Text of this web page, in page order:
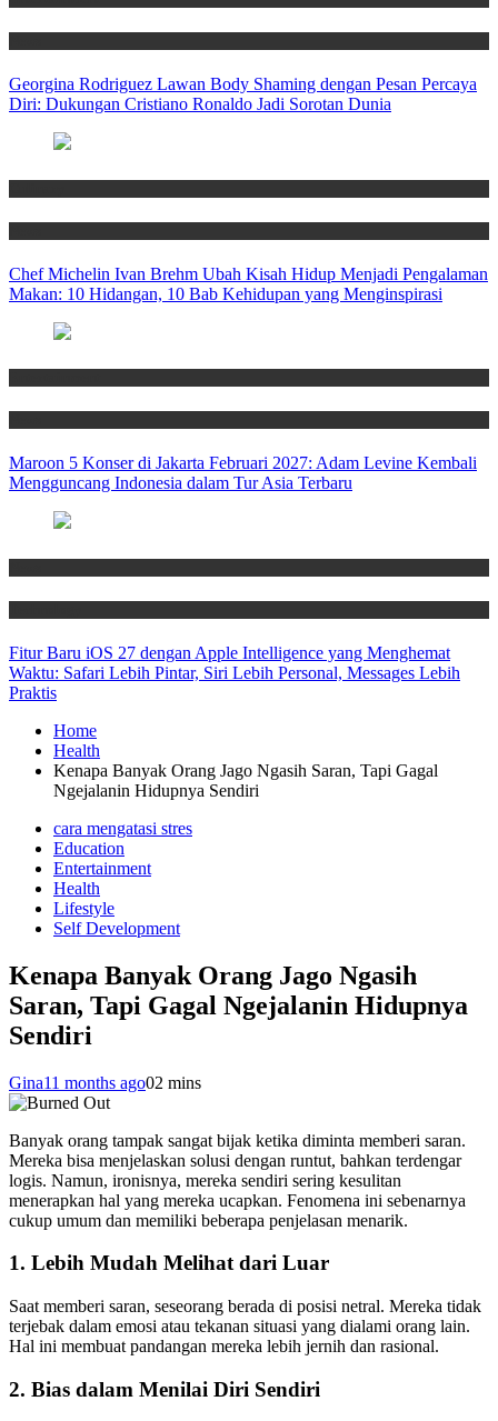
Georgina Rodriguez Lawan Body Shaming dengan Pesan Percaya
Diri: Dukungan Cristiano Ronaldo Jadi Sorotan Dunia
Chef Michelin Ivan Brehm Ubah Kisah Hidup Menjadi Pengalaman
Makan: 10 Hidangan, 10 Bab Kehidupan yang Menginspirasi
Maroon 5 Konser di Jakarta Februari 2027: Adam Levine Kembali
Mengguncang Indonesia dalam Tur Asia Terbaru
Fitur Baru iOS 27 dengan Apple Intelligence yang Menghemat
Waktu: Safari Lebih Pintar, Siri Lebih Personal, Messages Lebih
Praktis
Home
Health
Kenapa Banyak Orang Jago Ngasih Saran, Tapi Gagal
Ngejalanin Hidupnya Sendiri
cara mengatasi stres
Education
Entertainment
Health
Lifestyle
Self Development
Kenapa Banyak Orang Jago Ngasih
Saran, Tapi Gagal Ngejalanin Hidupnya
Sendiri
Gina11 months ago02 mins
Banyak orang tampak sangat bijak ketika diminta memberi saran.
Mereka bisa menjelaskan solusi dengan runtut, bahkan terdengar
logis. Namun, ironisnya, mereka sendiri sering kesulitan
menerapkan hal yang mereka ucapkan. Fenomena ini sebenarnya
cukup umum dan memiliki beberapa penjelasan menarik.
1. Lebih Mudah Melihat dari Luar
Saat memberi saran, seseorang berada di posisi netral. Mereka tidak
terjebak dalam emosi atau tekanan situasi yang dialami orang lain.
Hal ini membuat pandangan mereka lebih jernih dan rasional.
2. Bias dalam Menilai Diri Sendiri